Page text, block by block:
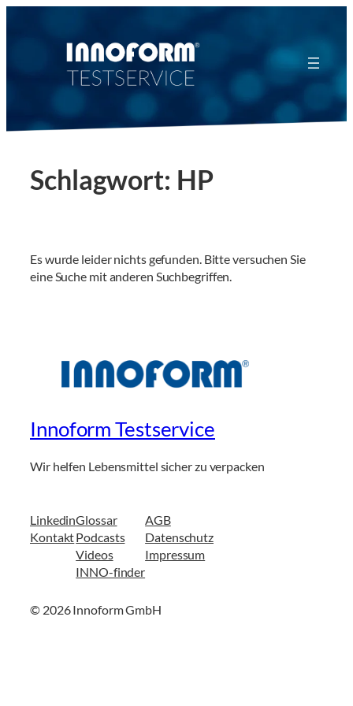
Schlagwort: HP
Es wurde leider nichts gefunden. Bitte versuchen Sie
eine Suche mit anderen Suchbegriffen.
Innoform Testservice
Wir helfen Lebensmittel sicher zu verpacken
Linkedin
Kontakt
Glossar
Podcasts
Videos
INNO-finder
AGB
Datenschutz
Impressum
© 2026 Innoform GmbH